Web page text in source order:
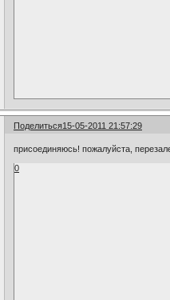
Поделиться15-05-2011 21:57:29
присоединяюсь! пожалуйста,
0